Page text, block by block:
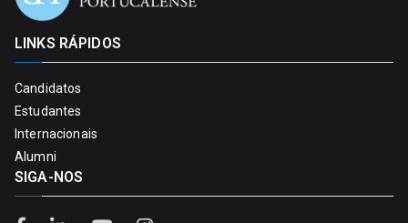
LINKS RÁPIDOS
Candidatos
Estudantes
Internacionais
Alumni
SIGA-NOS